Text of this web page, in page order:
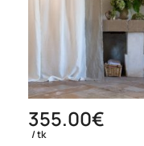
355.00€
tk